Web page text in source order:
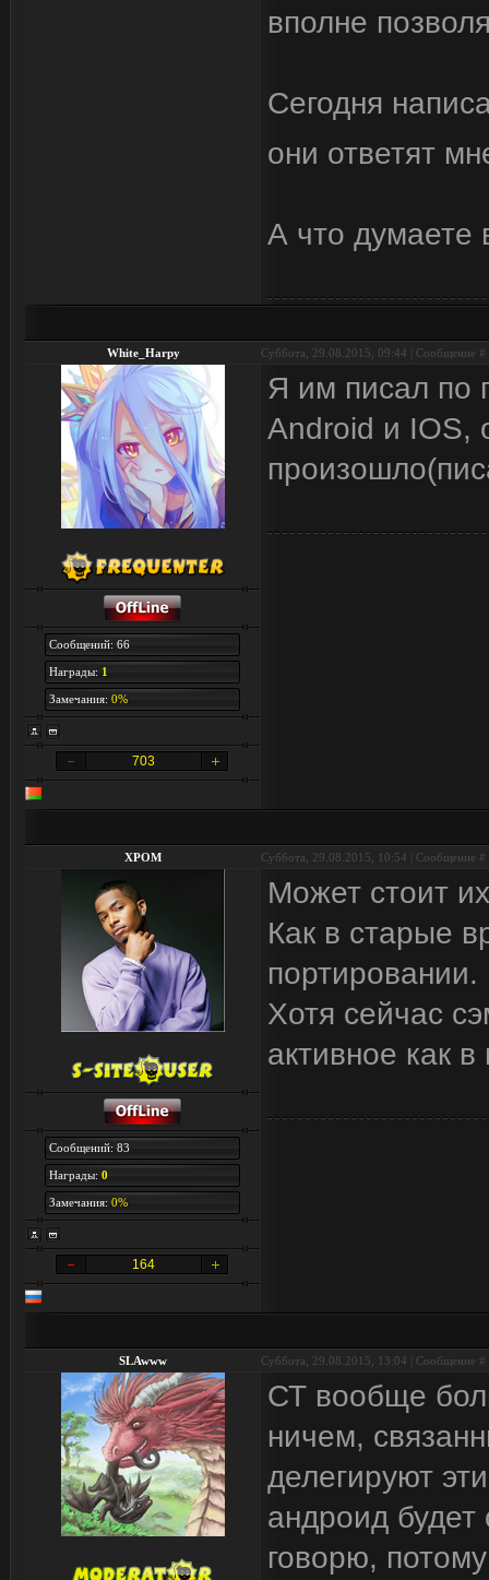
вполне
Сегодня
они ответят
А что думаете
White_Harpy Суббота, 29.08.2015, 09:44 | Сообщение #
Сообщений: 66
Награды: 1
Замечания: 0%
703
Я им писал по
Android и IOS,
XPOM Суббота, 29.08.2015, 10:54 | Сообщение #
Сообщений: 83
Награды: 0
Замечания: 0%
164
Может стоит
Как в старые
портировании.
Хотя сейчас
активное как в
SLAwww Суббота, 29.08.2015, 13:04 | Сообщение #
СТ вообще
ничем,
делегируют
андроид
говорю,